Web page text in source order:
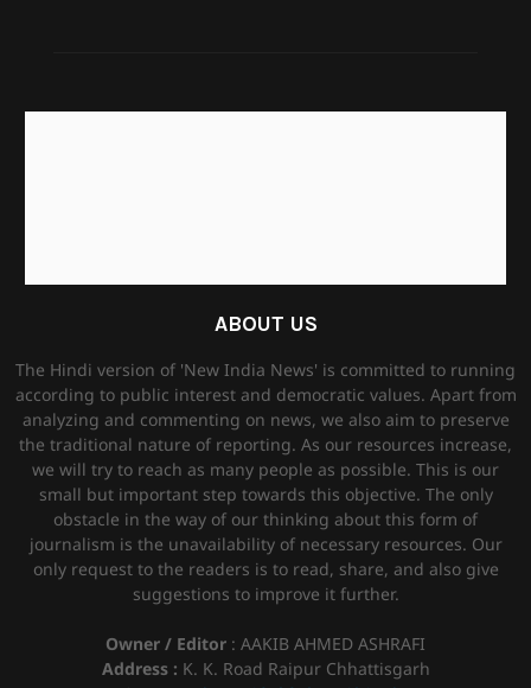
ABOUT US
The Hindi version of 'New India News' is committed to running
according to public interest and democratic values. Apart from
analyzing and commenting on news, we also aim to preserve
the traditional nature of reporting. As our resources increase,
we will try to reach as many people as possible. This is our
small but important step towards this objective. The only
obstacle in the way of our thinking about this form of
journalism is the unavailability of necessary resources. Our
only request to the readers is to read, share, and also give
suggestions to improve it further.
Owner / Editor : AAKIB AHMED ASHRAFI
Address : K. K. Road Raipur Chhattisgarh